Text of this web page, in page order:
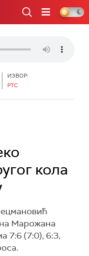
ИЗВОР:
РТС
кола
Марожана
7:6 (7:0), 6:3,